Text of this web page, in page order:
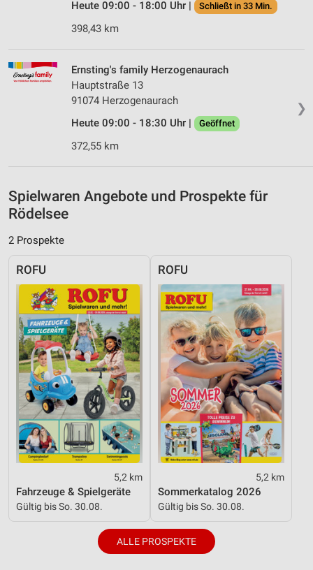
Heute 09:00 - 18:00 Uhr | Schließt in 33 Min.
398,43 km
❯
Ernsting's family Herzogenaurach
Hauptstraße 13
91074 Herzogenaurach
Heute 09:00 - 18:30 Uhr |
Geöffnet
372,55 km
Spielwaren Angebote und Prospekte für
Rödelsee
2 Prospekte
ROFU
5,2 km
Fahrzeuge & Spielgeräte
Gültig bis So. 30.08.
ROFU
5,2 km
Sommerkatalog 2026
Gültig bis So. 30.08.
ALLE PROSPEKTE
Funktional